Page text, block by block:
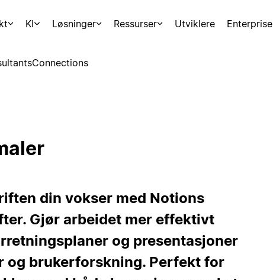
KI Løsninger Ressurser Utviklere Enterprise
Connections
din vokser med Notions
Gjør arbeidet mer effektivt
og presentasjoner
og brukerforskning. Perfekt for